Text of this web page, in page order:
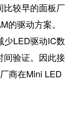
比较早的面板厂
的驱动方案。
少LED驱动IC数
间验证。因此接
商在Mini LED